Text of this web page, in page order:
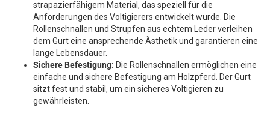
strapazierfähigem Material, das speziell für die
Anforderungen des Voltigierers entwickelt wurde. Die
Rollenschnallen und Strupfen aus echtem Leder verleihen
dem Gurt eine ansprechende Ästhetik und garantieren eine
lange Lebensdauer.
Sichere Befestigung: Die Rollenschnallen ermöglichen eine
einfache und sichere Befestigung am Holzpferd. Der Gurt
sitzt fest und stabil, um ein sicheres Voltigieren zu
gewährleisten.